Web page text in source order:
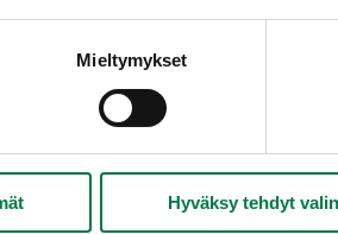
Mieltymykset
Hyväksy tehdyt